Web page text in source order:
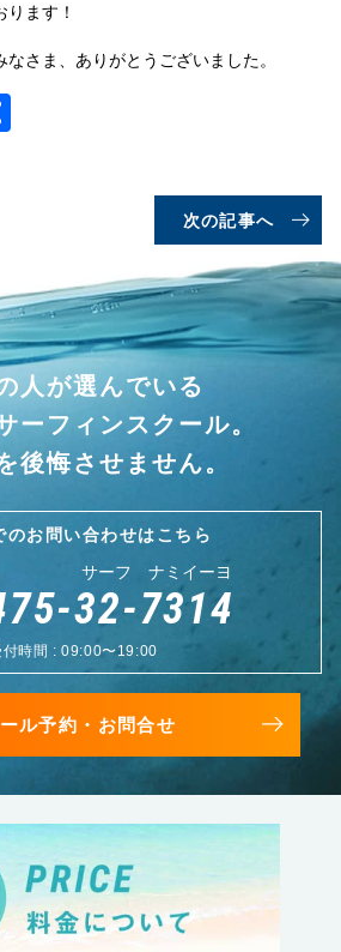
ます！
さま、ありがとうございました。
次の記事へ
人が選んでいる
ーフィンスクール。
後悔させません。
のお問い合わせはこちら
サーフ ナミイーヨ
32-7314
付時間 : 09:00〜19:00
ル予約・お問合せ